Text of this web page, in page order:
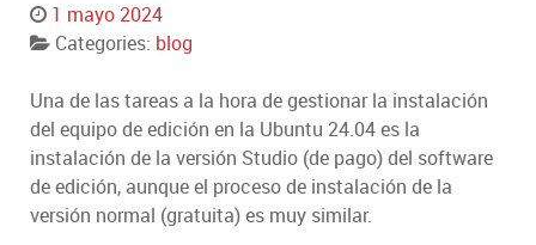
1 mayo 2024
Categories: blog
Una de las tareas a la hora de gestionar la instalación
del equipo de edición en la Ubuntu 24.04 es la
instalación de la versión Studio (de pago) del software
de edición, aunque el proceso de instalación de la
versión normal (gratuita) es muy similar.